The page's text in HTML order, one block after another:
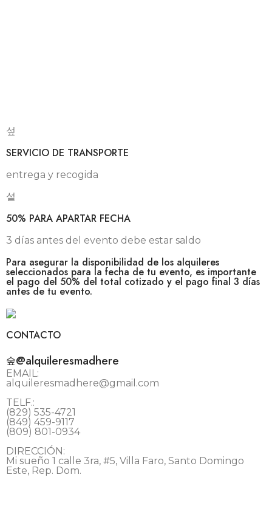
SERVICIO DE TRANSPORTE
entrega y recogida
50% PARA APARTAR FECHA
3 días antes del evento debe estar saldo
Para asegurar la disponibilidad de los alquileres
seleccionados para la fecha de tu evento, es importante
el pago del 50% del total cotizado y el pago final 3 días
antes de tu evento.
CONTACTO
@alquileresmadhere
EMAIL:
alquileresmadhere@gmail.com
TELF.:
(829) 535-4721
(849) 459-9117
(809) 801-0934
DIRECCIÓN:
Mi sueño 1 calle 3ra, #5, Villa Faro, Santo Domingo
Este, Rep. Dom.